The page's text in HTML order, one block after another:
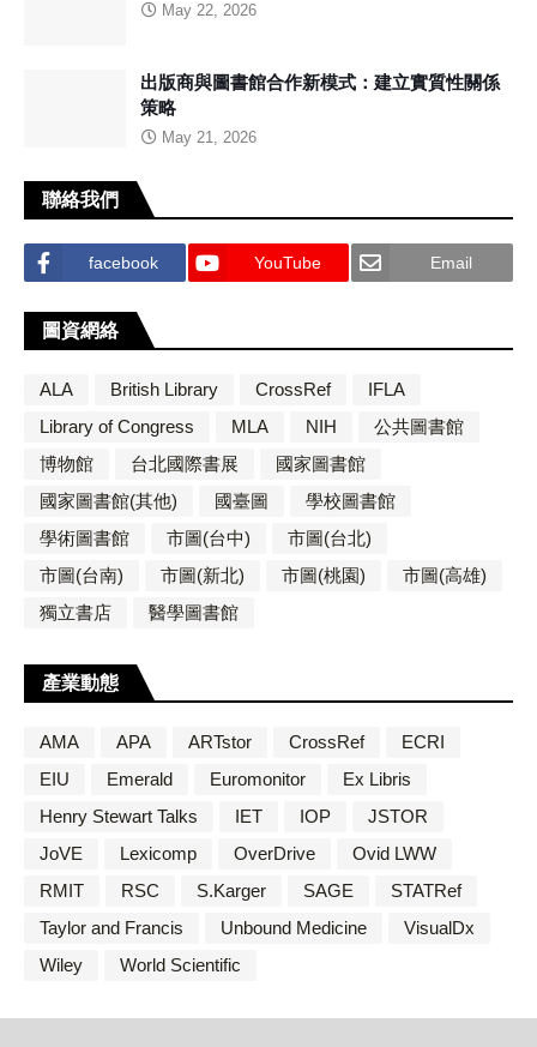
May 22, 2026
出版商與圖書館合作新模式：建立實質性關係
策略
May 21, 2026
聯絡我們
facebook YouTube Email
圖資網絡
ALA British Library CrossRef
IFLA
Library of Congress
MLA NIH
公共圖書館
博物館
台北國際書展
國家圖書館
國家圖書館(其他)
國臺圖
學校圖書館
學術圖書館
市圖(台中)
市圖(台北)
市圖(台南)
市圖(新北) 市圖(桃園)
市圖(高雄)
獨立書店
醫學圖書館
產業動態
AMA APA ARTstor CrossRef
ECRI
EIU
Emerald Euromonitor
Ex Libris
Henry Stewart Talks
IET IOP
JSTOR
JoVE
Lexicomp OverDrive
Ovid LWW
RMIT
RSC S.Karger SAGE
STATRef
Taylor and Francis
Unbound Medicine
VisualDx
Wiley
World Scientific